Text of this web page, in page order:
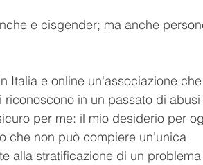
e cisgender; ma anche
Italia e online un'associazione
in un passato di abusi
per me: il mio desiderio per
che non può compiere un'unica
alla stratificazione di un